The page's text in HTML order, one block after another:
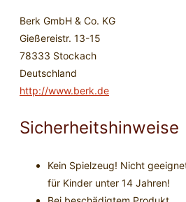
Berk GmbH & Co. KG
Gießereistr. 13-15
78333 Stockach
Deutschland
http://www.berk.de
Sicherheitshinweise
Kein Spielzeug! Nicht
für Kinder unter 14 Jahren!